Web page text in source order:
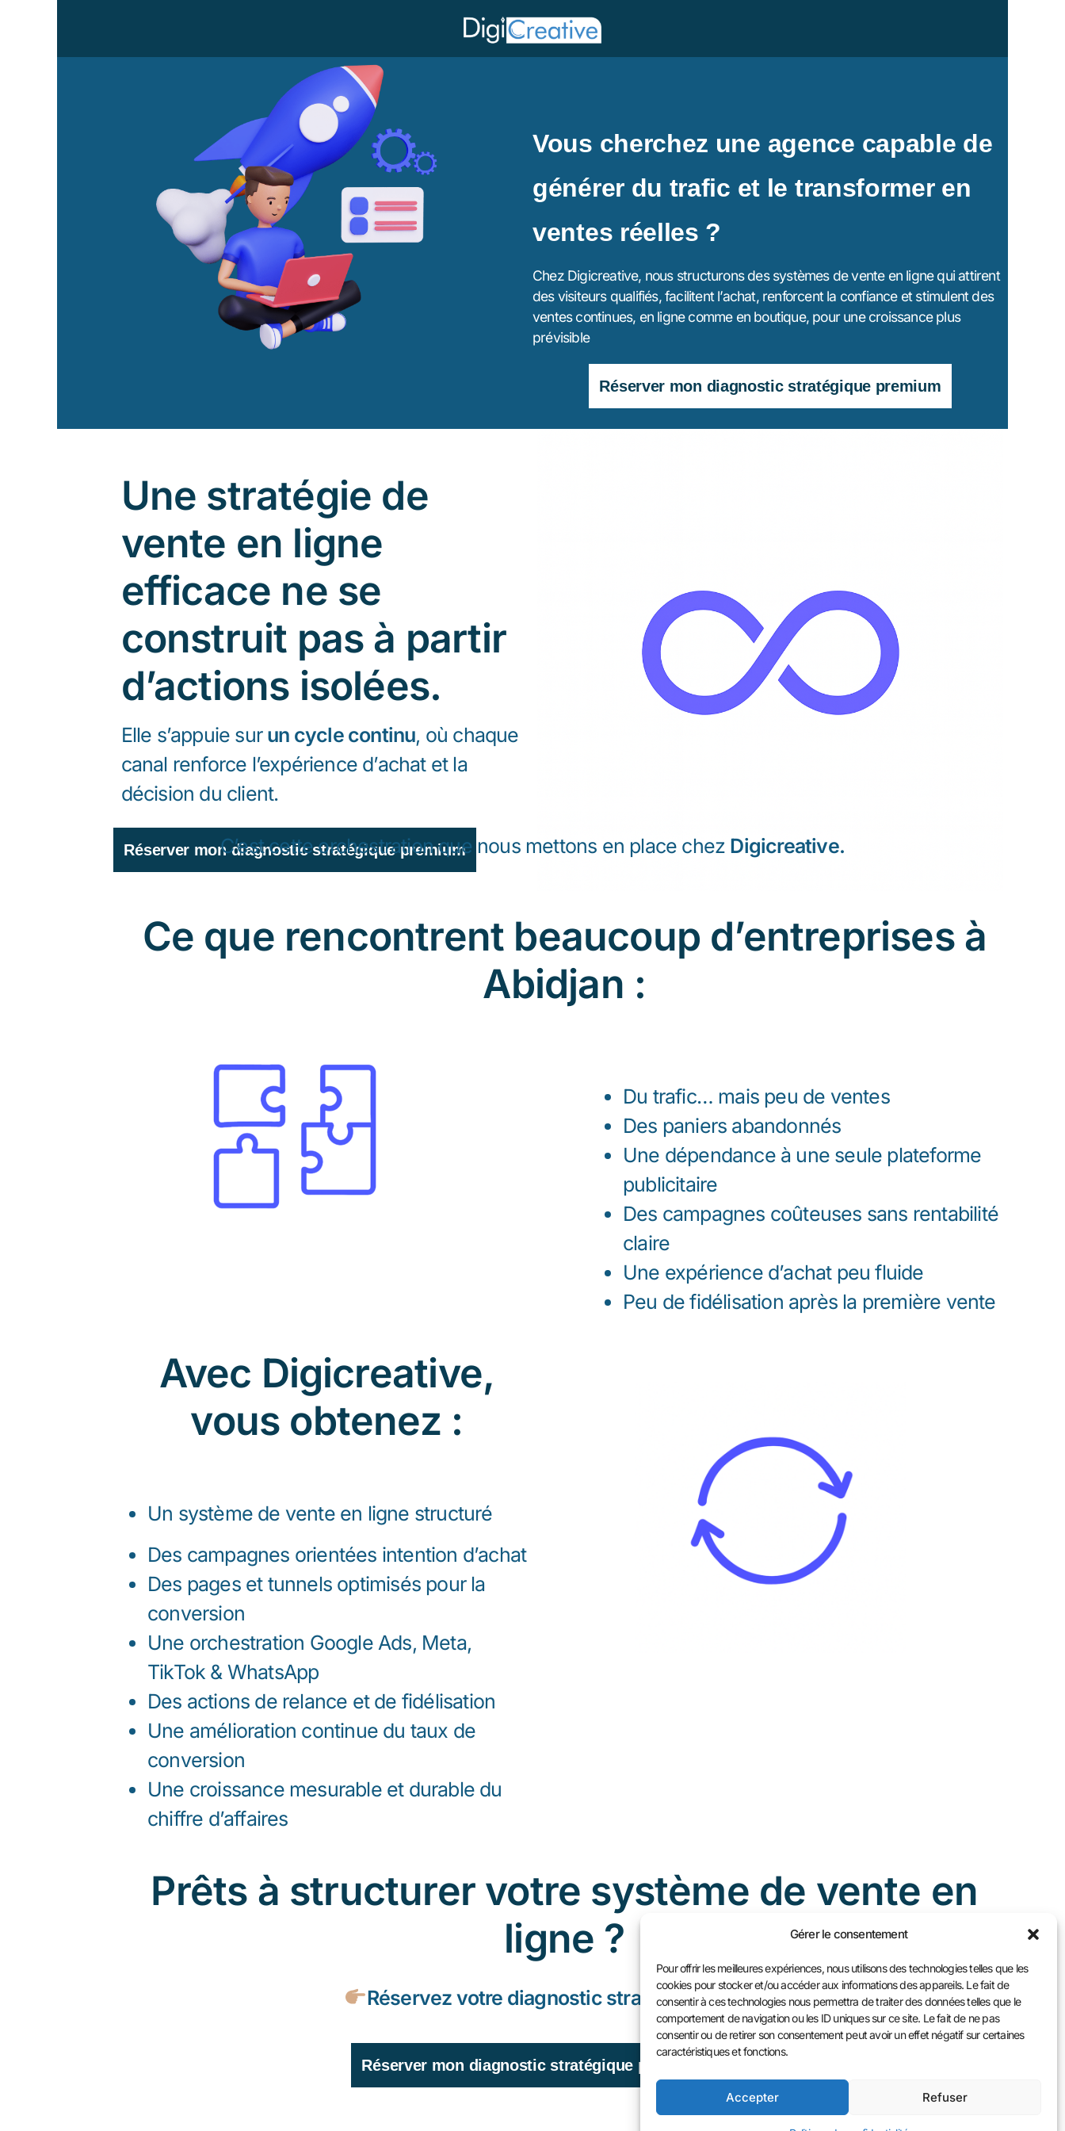
Gérer le consentement
Pour offrir les meilleures expériences, nous utilisons des technologies telles que les
cookies pour stocker et/ou accéder aux informations des appareils. Le fait de
consentir à ces technologies nous permettra de traiter des données telles que le
comportement de navigation ou les ID uniques sur ce site. Le fait de ne pas
consentir ou de retirer son consentement peut avoir un effet négatif sur certaines
caractéristiques et fonctions.
Accepter Refuser
Vous cherchez une agence capable de
générer du trafic et le transformer en
ventes réelles ?
Chez Digicreative, nous structurons des systèmes de vente en ligne qui attirent
des visiteurs qualifiés, facilitent l’achat, renforcent la confiance et stimulent des
ventes continues, en ligne comme en boutique, pour une croissance plus
prévisible
Réserver mon diagnostic stratégique premium
Une stratégie de
vente en ligne
efficace ne se
construit pas à partir
d’actions isolées.
Elle s’appuie sur un cycle continu, où chaque
canal renforce l’expérience d’achat et la
décision du client.
Réserver mon diagnostic stratégique premium
C’est cette orchestration que nous mettons en place chez Digicreative.
Ce que rencontrent beaucoup d’entreprises à
Abidjan :
Du trafic… mais peu de ventes
Des paniers abandonnés
Une dépendance à une seule plateforme
publicitaire
Des campagnes coûteuses sans rentabilité
claire
Une expérience d’achat peu fluide
Peu de fidélisation après la première vente
Avec Digicreative,
vous obtenez :
Un système de vente en ligne structuré
Des campagnes orientées intention d’achat
Des pages et tunnels optimisés pour la
conversion
Une orchestration Google Ads, Meta,
TikTok & WhatsApp
Des actions de relance et de fidélisation
Une amélioration continue du taux de
conversion
Une croissance mesurable et durable du
chiffre d’affaires
Prêts à structurer votre système de vente en
ligne ?
Réservez votre diagnostic stratégique premium
Réserver mon diagnostic stratégique premium